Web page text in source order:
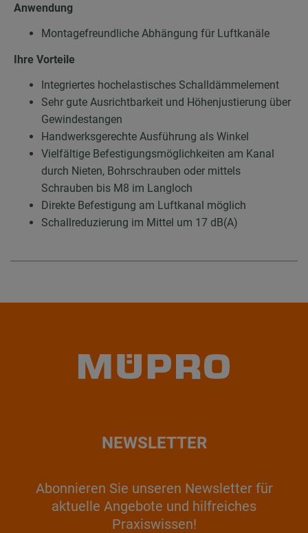
Anwendung
Montagefreundliche Abhängung für Luftkanäle
Ihre Vorteile
Integriertes hochelastisches Schalldämmelement
Sehr gute Ausrichtbarkeit und Höhenjustierung über
Gewindestangen
Handwerksgerechte Ausführung als Winkel
Vielfältige Befestigungsmöglichkeiten am Kanal
durch Nieten, Bohrschrauben oder mittels
Schrauben bis M8 im Langloch
Direkte Befestigung am Luftkanal möglich
Schallreduzierung im Mittel um 17 dB(A)
NEWSLETTER
Abonnieren Sie unseren Newsletter für
aktuelle Angebote und hilfreiches
Praxiswissen!